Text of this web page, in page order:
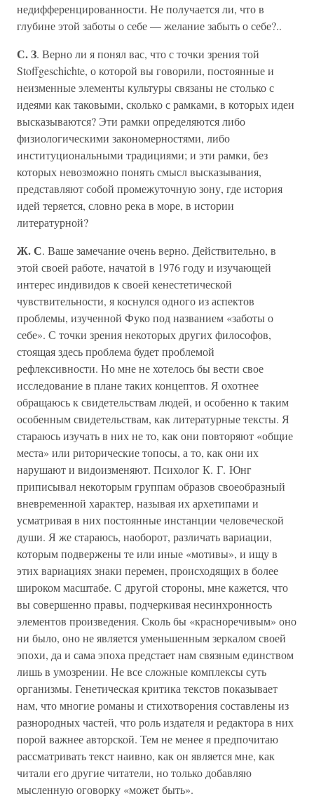
недифференцированности. Не получается ли, что в
глубине этой заботы о себе — желание забыть о себе?..
С. З. Верно ли я понял вас, что с точки зрения той
Stoffgeschichte, о которой вы говорили, постоянные и
неизменные элементы культуры связаны не столько с
идеями как таковыми, сколько с рамками, в которых идеи
высказываются? Эти рамки определяются либо
физиологическими закономерностями, либо
институциональными традициями; и эти рамки, без
которых невозможно понять смысл высказывания,
представляют собой промежуточную зону, где история
идей теряется, словно река в море, в истории
литературной?
Ж. С. Ваше замечание очень верно. Действительно, в
этой своей работе, начатой в 1976 году и изучающей
интерес индивидов к своей кенестетической
чувствительности, я коснулся одного из аспектов
проблемы, изученной Фуко под названием «заботы о
себе». С точки зрения некоторых других философов,
стоящая здесь проблема будет проблемой
рефлексивности. Но мне не хотелось бы вести свое
исследование в плане таких концептов. Я охотнее
обращаюсь к свидетельствам людей, и особенно к таким
особенным свидетельствам, как литературные тексты. Я
стараюсь изучать в них не то, как они повторяют «общие
места» или риторические топосы, а то, как они их
нарушают и видоизменяют. Психолог К. Г. Юнг
приписывал некоторым группам образов своеобразный
вневременной характер, называя их архетипами и
усматривая в них постоянные инстанции человеческой
души. Я же стараюсь, наоборот, различать вариации,
которым подвержены те или иные «мотивы», и ищу в
этих вариациях знаки перемен, происходящих в более
широком масштабе. С другой стороны, мне кажется, что
вы совершенно правы, подчеркивая несинхронность
элементов произведения. Сколь бы «красноречивым» оно
ни было, оно не является уменьшенным зеркалом своей
эпохи, да и сама эпоха предстает нам связным единством
лишь в умозрении. Не все сложные комплексы суть
организмы. Генетическая критика текстов показывает
нам, что многие романы и стихотворения составлены из
разнородных частей, что роль издателя и редактора в них
порой важнее авторской. Тем не менее я предпочитаю
рассматривать текст наивно, как он является мне, как
читали его другие читатели, но только добавляю
мысленную оговорку «может быть».